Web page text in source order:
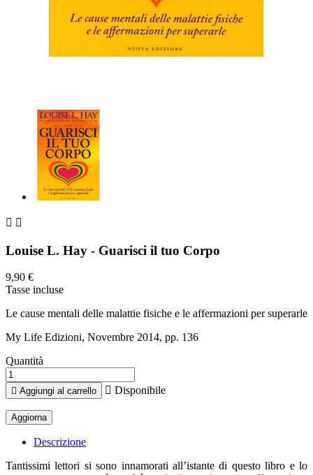
 
Louise L. Hay - Guarisci il tuo Corpo
9,90 €
Tasse incluse
Le cause mentali delle malattie fisiche e le affermazioni per superarle
My Life Edizioni, Novembre 2014, pp. 136
Quantità
 Aggiungi al carrello  Disponibile
Descrizione
Tantissimi lettori si sono innamorati all’istante di questo libro e lo